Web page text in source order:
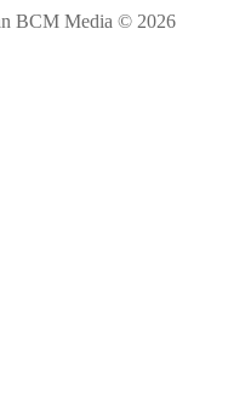
BCM Media © 2026